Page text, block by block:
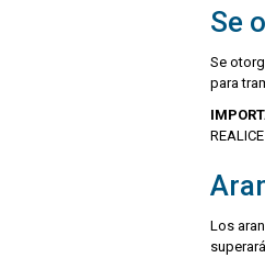
Se
Se
para
Los